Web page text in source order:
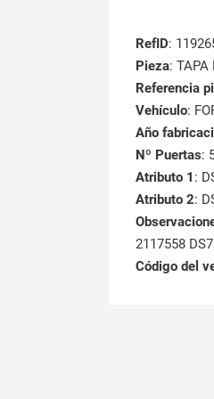
RefID:
Pieza: TAPA
Referencia
Vehículo:
Año
Nº Puertas:
Atributo 1 :
Atributo 2:
2117558
Código del